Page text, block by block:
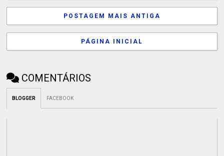
POSTAGEM MAIS ANTIGA
PÁGINA INICIAL
COMENTÁRIOS
BLOGGER FACEBOOK